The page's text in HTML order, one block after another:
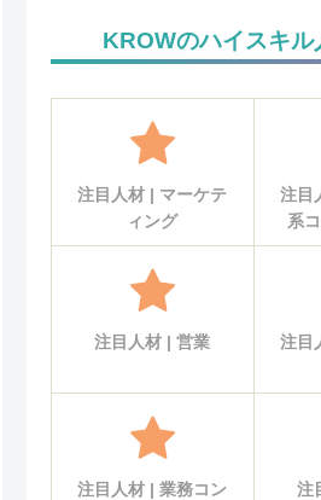
KROWのハイスキル
注目人材 | マーケテ
ィング
注目
系
注目人材 | 営業
注目
注目人材 | 業務コン
注